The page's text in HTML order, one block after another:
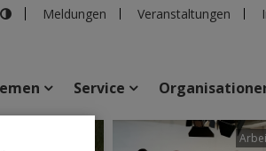
Meldungen Veranstaltungen
Service